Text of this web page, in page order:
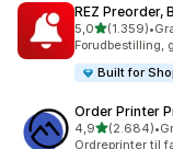
REZ Preorder,
5,0ud af 5
(1.359)
1359 •
Forudbestilling,
Built for
Order Printer
4,9ud af 5
(2.684)
2684 •
Ordreprinter til